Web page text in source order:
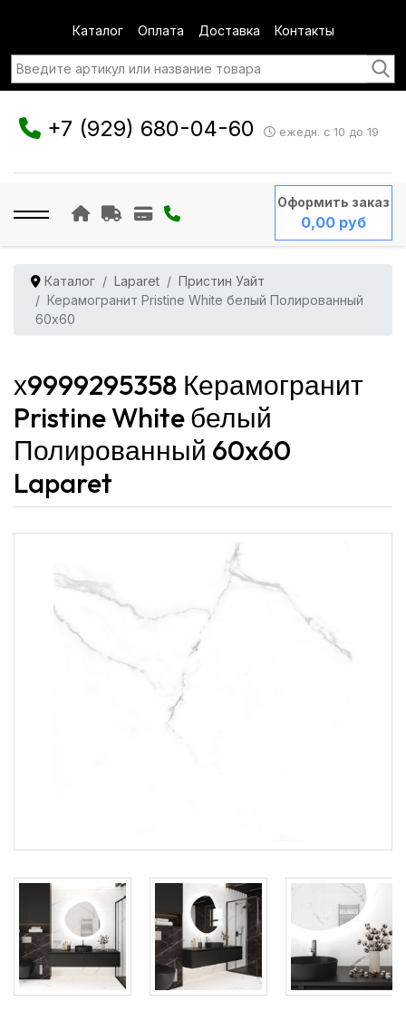
Каталог Оплата Доставка Контакты
+7 (929) 680-04-60 ежедн. с 10 до 19
Оформить заказ
0,00 руб
Каталог Laparet
Пристин Уайт
Керамогранит Pristine White белый Полированный
60x60
х9999295358 Керамогранит
Pristine White белый
Полированный 60x60
Laparet